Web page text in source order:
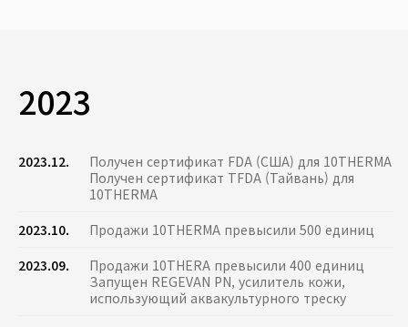
2023
2023.12.
Получен сертификат FDA (США) для 10THERMA
Получен сертификат TFDA (Тайвань) для
10THERMA
2023.10.
Продажи 10THERMA превысили 500 единиц
2023.09.
Продажи 10THERA превысили 400 единиц
Запущен REGEVAN PN, усилитель кожи,
использующий аквакультурного треску